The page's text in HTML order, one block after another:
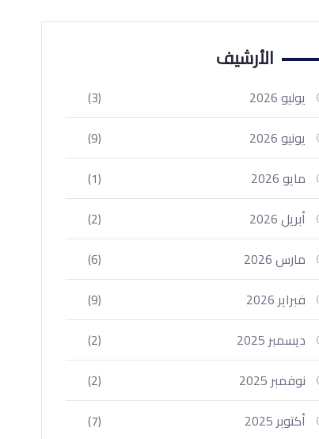
الأرشيف
يوليو 2026
(3)
يونيو 2026
(9)
مايو 2026
(1)
أبريل 2026
(2)
مارس 2026
(6)
فبراير 2026
(9)
ديسمبر 2025
(2)
نوفمبر 2025
(2)
أكتوبر 2025
(7)